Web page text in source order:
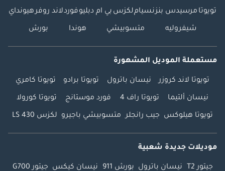
تويوتا مرسيدس بنزنسياملكزس بي ام دبليوفوردلاند روفرهيونداي
شيفروليه متسوبيشي هوندا بورش
مستعملة الموديل المشهورة
تويوتا لاند كروزر نيسان باترول تويوتا برادو تويوتا كامري
نيسان ألتيما تويوتا راف 4 فورد موستانج تويوتا كورولا
تويوتا هيلوكس جيب رانجلر متسوبيشي باجيرو لكزس LS 430
موديلات جديدة شعبية
جيتور T2 نيسان باترول بورش 911 نيسان كيكس جيتور G700